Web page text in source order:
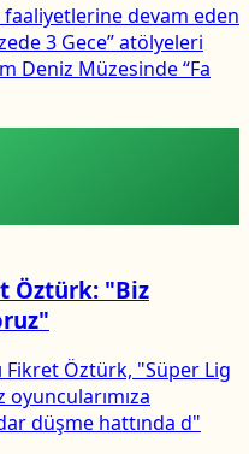
devam eden
3 Gece” atölyeleri
Deniz Müzesinde “Fa
Öztürk: "Biz
Fikret Öztürk, "Süper Lig
düşme hattında d"